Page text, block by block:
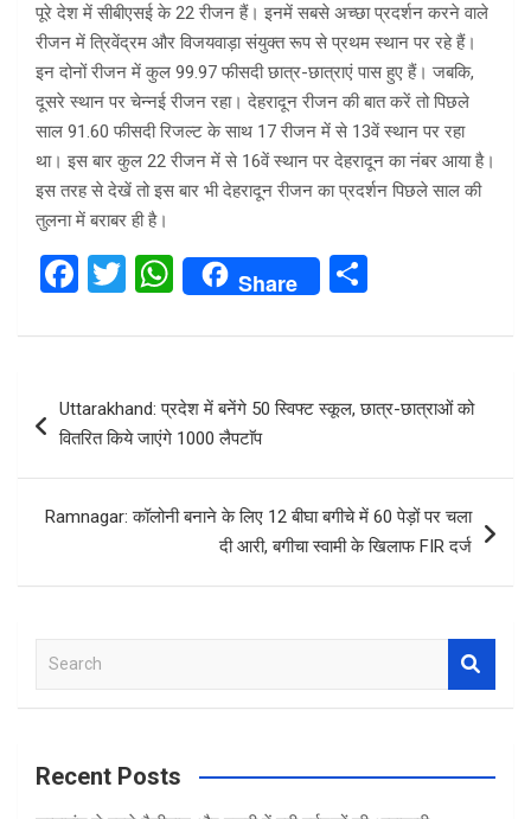
पूरे देश में सीबीएसई के 22 रीजन हैं। इनमें सबसे अच्छा प्रदर्शन करने वाले
रीजन में त्रिवेंद्रम और विजयवाड़ा संयुक्त रूप से प्रथम स्थान पर रहे हैं।
इन दोनों रीजन में कुल 99.97 फीसदी छात्र-छात्राएं पास हुए हैं। जबकि,
दूसरे स्थान पर चेन्नई रीजन रहा। देहरादून रीजन की बात करें तो पिछले
साल 91.60 फीसदी रिजल्ट के साथ 17 रीजन में से 13वें स्थान पर रहा
था। इस बार कुल 22 रीजन में से 16वें स्थान पर देहरादून का नंबर आया है।
इस तरह से देखें तो इस बार भी देहरादून रीजन का प्रदर्शन पिछले साल की
तुलना में बराबर ही है।
F
ce
o
T
tt
W
at
s
A
p
Share
ar
navigation
Uttarakhand: प्रदेश में बनेंगे 50 स्विफ्ट स्कूल, छात्र-छात्राओं को
वितरित किये जाएंगे 1000 लैपटाॅप
Ramnagar: कॉलोनी बनाने के लिए 12 बीघा बगीचे में 60 पेड़ों पर चला
दी आरी, बगीचा स्वामी के खिलाफ FIR दर्ज
a
c
Recent Posts